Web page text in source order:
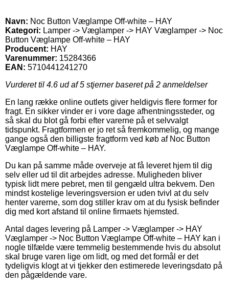
Navn: Noc Button Væglampe Off-white – HAY
Kategori: Lamper -> Væglamper -> HAY Væglamper -> Noc
Button Væglampe Off-white – HAY
Producent: HAY
Varenummer: 15284366
EAN: 5710441241270
Vurderet til 4.6 ud af 5 stjerner baseret på 2 anmeldelser
En lang række online outlets giver heldigvis flere former for
fragt. En sikker vinder er i vore dage afhentningssteder, og
så skal du blot gå forbi efter varerne på et selvvalgt
tidspunkt. Fragtformen er jo ret så fremkommelig, og mange
gange også den billigste fragtform ved køb af Noc Button
Væglampe Off-white – HAY.
Du kan på samme måde overveje at få leveret hjem til dig
selv eller ud til dit arbejdes adresse. Muligheden bliver
typisk lidt mere pebret, men til gengæld ultra bekvem. Den
mindst kostelige leveringsversion er uden tvivl at du selv
henter varerne, som dog stiller krav om at du fysisk befinder
dig med kort afstand til online firmaets hjemsted.
Antal dages levering på Lamper -> Væglamper -> HAY
Væglamper -> Noc Button Væglampe Off-white – HAY kan i
nogle tilfælde være temmelig bestemmende hvis du absolut
skal bruge varen lige om lidt, og med det formål er det
tydeligvis klogt at vi tjekker den estimerede leveringsdato på
den pågældende vare.